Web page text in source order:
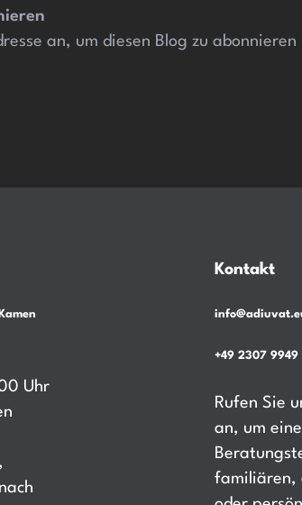
an, um diesen Blog zu
Uhr
Kontakt
+49 2307 9949
Rufen Sie
an, um
familiären,